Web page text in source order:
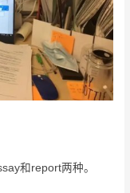
和report两种。